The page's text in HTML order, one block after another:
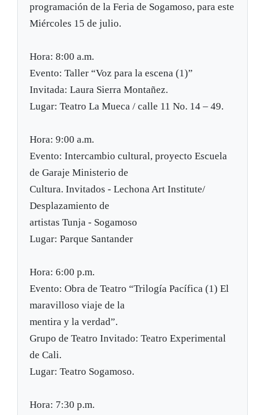
programación de la Feria de Sogamoso, para este
Miércoles 15 de julio.
Hora: 8:00 a.m.
Evento: Taller “Voz para la escena (1)”
Invitada: Laura Sierra Montañez.
Lugar: Teatro La Mueca / calle 11 No. 14 – 49.
Hora: 9:00 a.m.
Evento: Intercambio cultural, proyecto Escuela
de Garaje Ministerio de
Cultura. Invitados - Lechona Art Institute/
Desplazamiento de
artistas Tunja - Sogamoso
Lugar: Parque Santander
Hora: 6:00 p.m.
Evento: Obra de Teatro “Trilogía Pacífica (1) El
maravilloso viaje de la
mentira y la verdad”.
Grupo de Teatro Invitado: Teatro Experimental
de Cali.
Lugar: Teatro Sogamoso.
Hora: 7:30 p.m.